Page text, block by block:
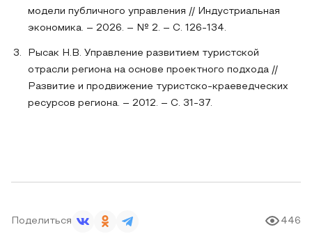
модели публичного управления // Индустриальная
экономика. – 2026. – № 2. – С. 126-134.
Рысак Н.В. Управление развитием туристской
отрасли региона на основе проектного подхода //
Развитие и продвижение туристско-краеведческих
ресурсов региона. – 2012. – С. 31-37.
Поделиться 446